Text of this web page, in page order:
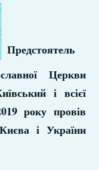
Предстоятель
Церкви
і всієї
року провів
і України